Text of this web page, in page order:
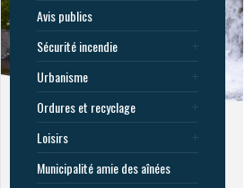
Avis publics
Sécurité incendie
Urbanisme
Ordures et recyclage
Loisirs
Municipalité amie des aînées